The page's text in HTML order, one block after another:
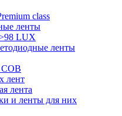
class
ленты
LUX
ленты
лент
лента
и ленты для них